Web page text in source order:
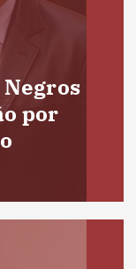
por